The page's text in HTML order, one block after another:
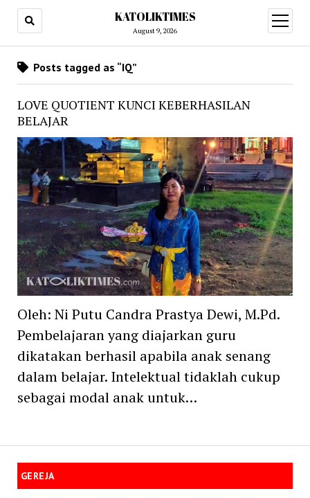
KATOLIKTIMES
August 9, 2026
open
menu
GEREJA
Posts tagged as “IQ”
LOVE QUOTIENT KUNCI KEBERHASILAN
BELAJAR
Oleh: Ni Putu Candra Prastya Dewi, M.Pd.
Pembelajaran yang diajarkan guru
dikatakan berhasil apabila anak senang
dalam belajar. Intelektual tidaklah cukup
sebagai modal anak untuk…